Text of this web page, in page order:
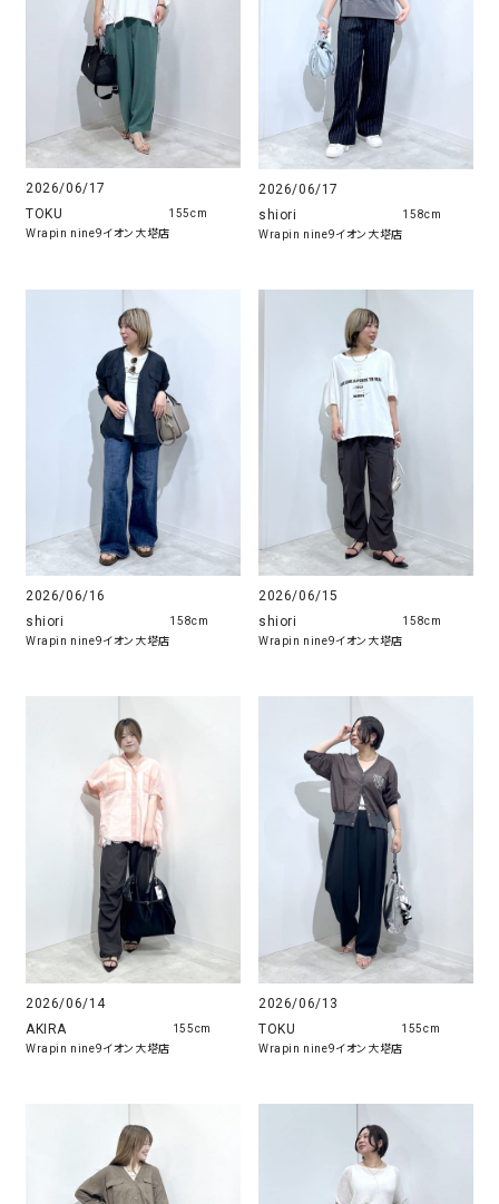
2026/06/17
TOKU
Wrapin nine9イオン大塔店
155cm
2026/06/17
shiori
Wrapin nine9イオン大塔店
158cm
2026/06/16
shiori
Wrapin nine9イオン大塔店
158cm
2026/06/15
shiori
Wrapin nine9イオン大塔店
158cm
2026/06/14
AKIRA
Wrapin nine9イオン大塔店
155cm
2026/06/13
TOKU
Wrapin nine9イオン大塔店
155cm